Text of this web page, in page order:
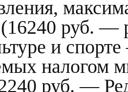
(16240 руб. —
и
налогом
руб. —